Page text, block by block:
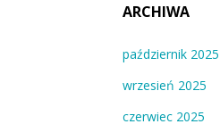
ARCHIWA
październik 2025
wrzesień 2025
czerwiec 2025